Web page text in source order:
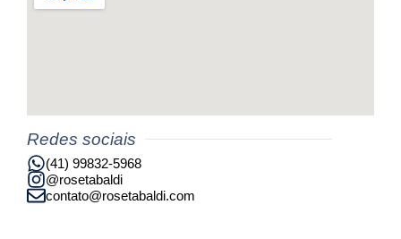
Redes sociais
(41) 99832-5968
@rosetabaldi
contato@rosetabaldi.com